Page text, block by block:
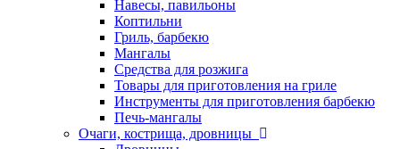
Навесы, павильоны
Коптильни
Гриль, барбекю
Мангалы
Средства для розжига
Товары для приготовления на гриле
Инструменты для приготовления барбекю
Печь-мангалы
Очаги, кострища, дровницы